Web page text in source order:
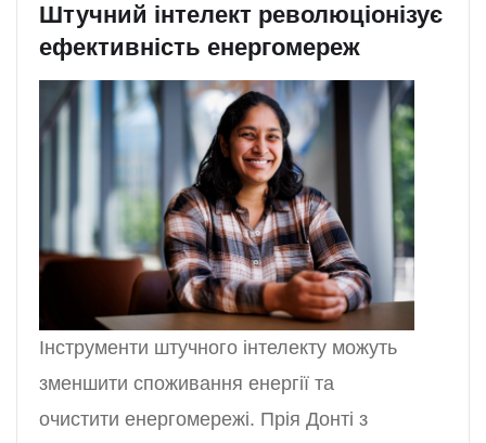
Штучний інтелект революціонізує
ефективність енергомереж
Інструменти штучного інтелекту можуть
зменшити споживання енергії та
очистити енергомережі. Прія Донті з